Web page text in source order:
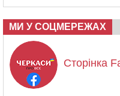
МИ У СОЦМЕРЕЖАХ
Сторінка